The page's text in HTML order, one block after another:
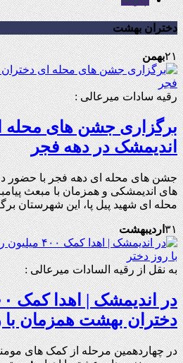
دختران بهشت
۲۱بهمن
رقیه سادات میرعالی :
برگزاری جشن های
اندیمشک در دهه فجر
جشن های محله ای دهه فجر با حضور
های اندیمشکی و همزمان با مبعث
محله ای شهید پیل پا، این شهرستان
۳۱اردیبهشت
به نقل از رقیه السادات میرعالی :
دختران بهشت همزمان با
در چهاردهمین مرحله از کمک های